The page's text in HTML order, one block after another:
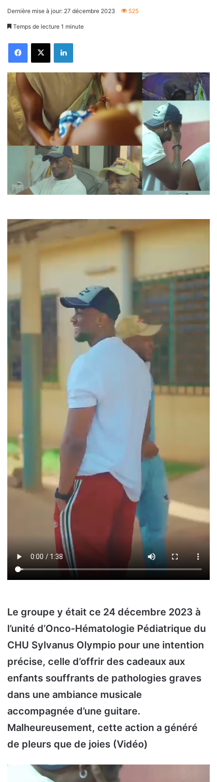
Dernière mise à jour: 27 décembre 2023 525
Temps de lecture 1 minute
FacebookX Linkedin
Le groupe y était ce 24 décembre 2023 à
l’unité d’Onco-Hématologie Pédiatrique du
CHU Sylvanus Olympio pour une intention
précise, celle d’offrir des cadeaux aux
enfants souffrants de pathologies graves
dans une ambiance musicale
accompagnée d’une guitare.
Malheureusement, cette action a généré
de pleurs que de joies (Vidéo)